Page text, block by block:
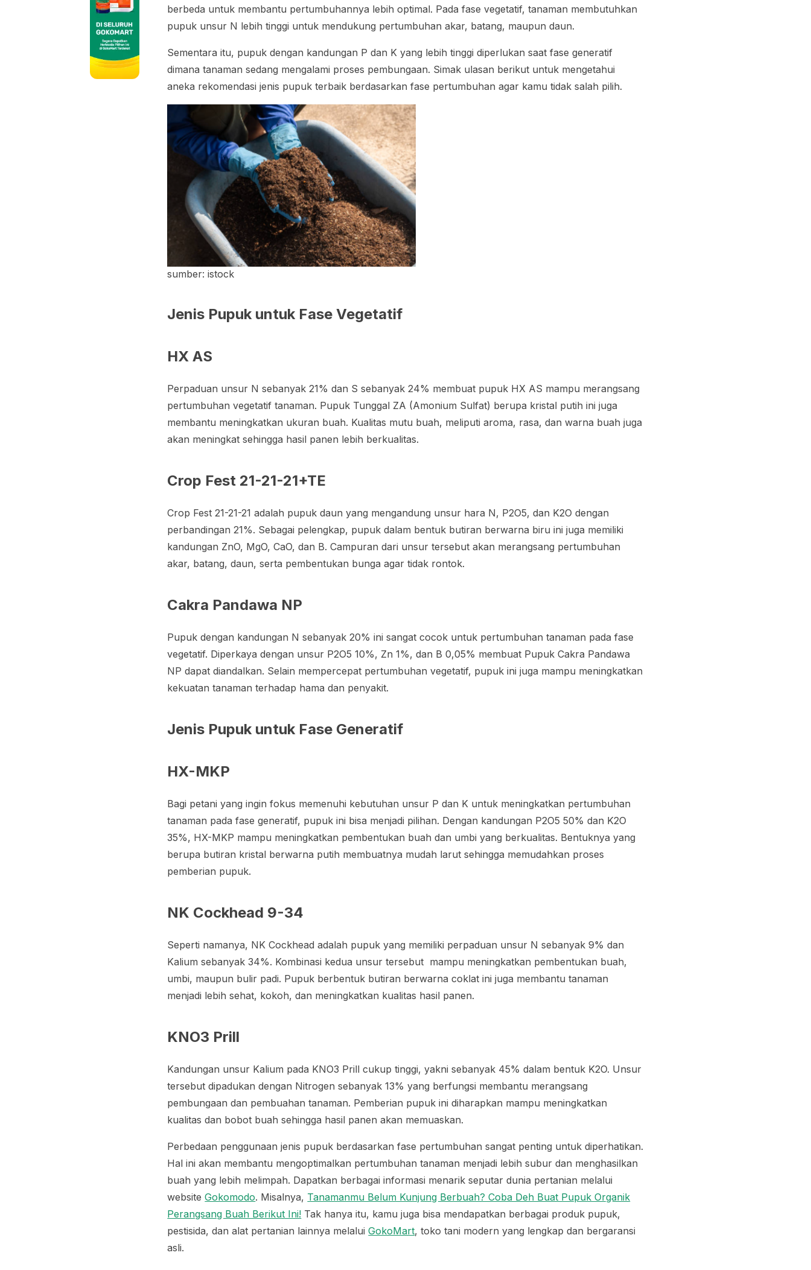
berbeda untuk membantu pertumbuhannya lebih optimal. Pada fase vegetatif, tanaman membutuhkan
pupuk unsur N lebih tinggi untuk mendukung pertumbuhan akar, batang, maupun daun.
Sementara itu, pupuk dengan kandungan P dan K yang lebih tinggi diperlukan saat fase generatif
dimana tanaman sedang mengalami proses pembungaan. Simak ulasan berikut untuk mengetahui
aneka rekomendasi jenis pupuk terbaik berdasarkan fase pertumbuhan agar kamu tidak salah pilih.
sumber: istock
Jenis Pupuk untuk Fase Vegetatif
HX AS
Perpaduan unsur N sebanyak 21% dan S sebanyak 24% membuat pupuk HX AS mampu merangsang
pertumbuhan vegetatif tanaman. Pupuk Tunggal ZA (Amonium Sulfat) berupa kristal putih ini juga
membantu meningkatkan ukuran buah. Kualitas mutu buah, meliputi aroma, rasa, dan warna buah juga
akan meningkat sehingga hasil panen lebih berkualitas.
Crop Fest 21-21-21+TE
Crop Fest 21-21-21 adalah pupuk daun yang mengandung unsur hara N, P2O5, dan K2O dengan
perbandingan 21%. Sebagai pelengkap, pupuk dalam bentuk butiran berwarna biru ini juga memiliki
kandungan ZnO, MgO, CaO, dan B. Campuran dari unsur tersebut akan merangsang pertumbuhan
akar, batang, daun, serta pembentukan bunga agar tidak rontok.
Cakra Pandawa NP
Pupuk dengan kandungan N sebanyak 20% ini sangat cocok untuk pertumbuhan tanaman pada fase
vegetatif. Diperkaya dengan unsur P2O5 10%, Zn 1%, dan B 0,05% membuat Pupuk Cakra Pandawa
NP dapat diandalkan. Selain mempercepat pertumbuhan vegetatif, pupuk ini juga mampu meningkatkan
kekuatan tanaman terhadap hama dan penyakit.
Jenis Pupuk untuk Fase Generatif
HX-MKP
Bagi petani yang ingin fokus memenuhi kebutuhan unsur P dan K untuk meningkatkan pertumbuhan
tanaman pada fase generatif, pupuk ini bisa menjadi pilihan. Dengan kandungan P2O5 50% dan K2O
35%, HX-MKP mampu meningkatkan pembentukan buah dan umbi yang berkualitas. Bentuknya yang
berupa butiran kristal berwarna putih membuatnya mudah larut sehingga memudahkan proses
pemberian pupuk.
NK Cockhead 9-34
Seperti namanya, NK Cockhead adalah pupuk yang memiliki perpaduan unsur N sebanyak 9% dan
Kalium sebanyak 34%. Kombinasi kedua unsur tersebut mampu meningkatkan pembentukan buah,
umbi, maupun bulir padi. Pupuk berbentuk butiran berwarna coklat ini juga membantu tanaman
menjadi lebih sehat, kokoh, dan meningkatkan kualitas hasil panen.
KNO3 Prill
Kandungan unsur Kalium pada KNO3 Prill cukup tinggi, yakni sebanyak 45% dalam bentuk K2O. Unsur
tersebut dipadukan dengan Nitrogen sebanyak 13% yang berfungsi membantu merangsang
pembungaan dan pembuahan tanaman. Pemberian pupuk ini diharapkan mampu meningkatkan
kualitas dan bobot buah sehingga hasil panen akan memuaskan.
Perbedaan penggunaan jenis pupuk berdasarkan fase pertumbuhan sangat penting untuk diperhatikan.
Hal ini akan membantu mengoptimalkan pertumbuhan tanaman menjadi lebih subur dan menghasilkan
buah yang lebih melimpah. Dapatkan berbagai informasi menarik seputar dunia pertanian melalui
websiteGokomodo. Misalnya, Tanamanmu Belum Kunjung Berbuah? Coba Deh Buat Pupuk Organik
Perangsang Buah Berikut Ini! Tak hanya itu, kamu juga bisa mendapatkan berbagai produk pupuk,
pestisida, dan alat pertanian lainnya melaluiGokoMart, toko tani modern yang lengkap dan bergaransi
asli.